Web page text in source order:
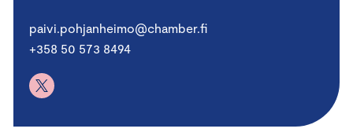
paivi.pohjanheimo@chamber.fi
+358 50 573 8494